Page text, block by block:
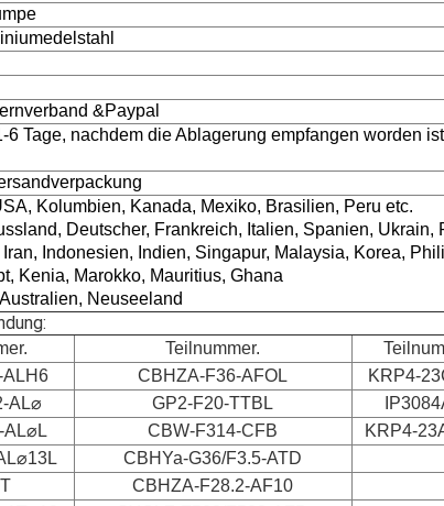
&Paypal
6 Tage, nachdem die Ablagerung empfangen worden
Kolumbien, Kanada, Mexiko, Brasilien, Peru etc.
Deutscher, Frankreich, Italien, Spanien, Ukrain,
Indonesien, Indien, Singapur, Malaysia, Korea,
Kenia, Marokko, Mauritius, Ghana
Neuseeland
Teilnummer.
CBHZA-F36-AFOL
KRP4-
AL⌀
GP2-F20-TTBL
AL⌀L
CBW-F314-CFB
KRP4-
CBHYa-G36/F3.5-ATD
CBHZA-F28.2-AF10